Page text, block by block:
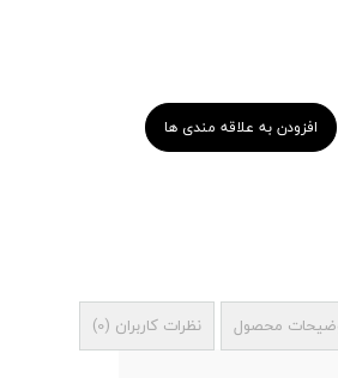
افزودن به علاقه مندی ها
محصول نظرات کاربران (
0
)